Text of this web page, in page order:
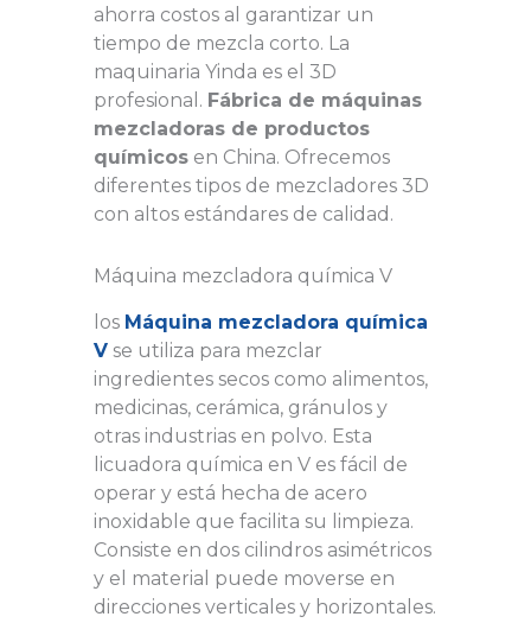
ahorra costos al garantizar un
tiempo de mezcla corto. La
maquinaria Yinda es el 3D
profesional. Fábrica de máquinas
mezcladoras de productos
químicos en China. Ofrecemos
diferentes tipos de mezcladores 3D
con altos estándares de calidad.
Máquina mezcladora química V
los Máquina mezcladora química
V se utiliza para mezclar
ingredientes secos como alimentos,
medicinas, cerámica, gránulos y
otras industrias en polvo. Esta
licuadora química en V es fácil de
operar y está hecha de acero
inoxidable que facilita su limpieza.
Consiste en dos cilindros asimétricos
y el material puede moverse en
direcciones verticales y horizontales.